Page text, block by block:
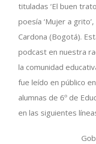
tituladas ‘El buen
poesía ‘Mujer a
Cardona (Bogotá).
podcast en nuestra
la comunidad
fue leído en público
alumnas de 6º de
en las siguientes